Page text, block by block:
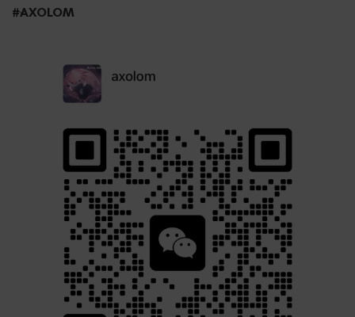
#AXOLOM